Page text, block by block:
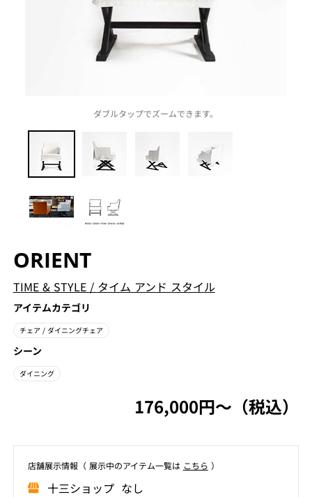
ダブルタップでズームできます。
ORIENT
TIME & STYLE / タイム アンド スタイル
アイテムカテゴリ
チェア / ダイニングチェア
シーン
ダイニング
176,000円〜（税込）
店舗展⽰情報（ 展⽰中のアイテム⼀覧は こちら ）
⼗三ショップ なし